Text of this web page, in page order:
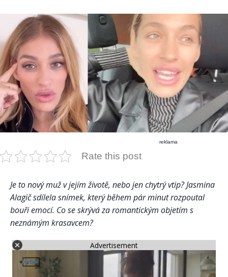
reklama
Rate this post
Je to nový muž v jejím životě, nebo jen chytrý vtip? Jasmina
Alagič sdílela snímek, který během pár minut rozpoutal
bouři emocí. Co se skrývá za romantickým objetím s
neznámým krasavcem?
Advertisement